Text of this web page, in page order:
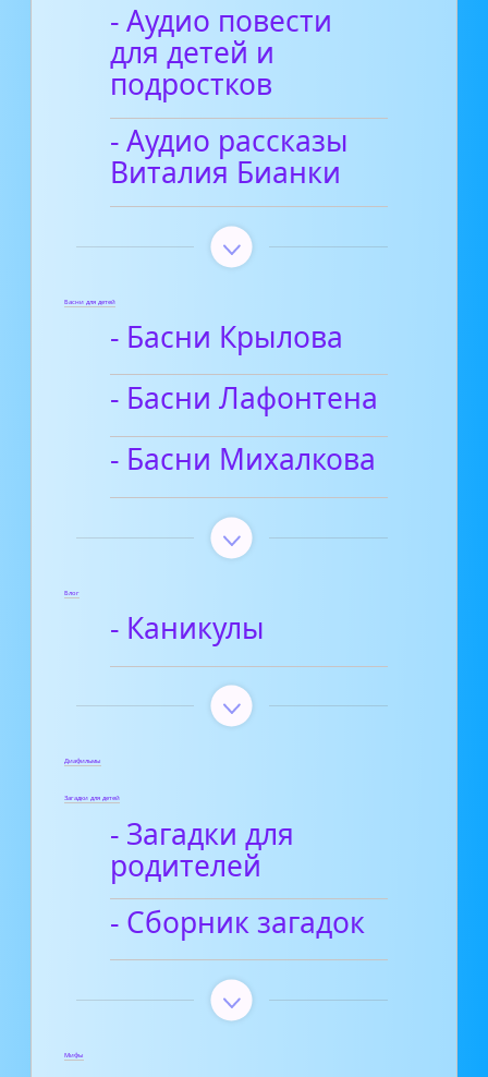
- Аудио повести
для детей и
подростков
- Аудио рассказы
Виталия Бианки
Басни для детей
- Басни Крылова
- Басни Лафонтена
- Басни Михалкова
Блог
- Каникулы
Диафильмы
Загадки для детей
- Загадки для
родителей
- Сборник загадок
Мифы